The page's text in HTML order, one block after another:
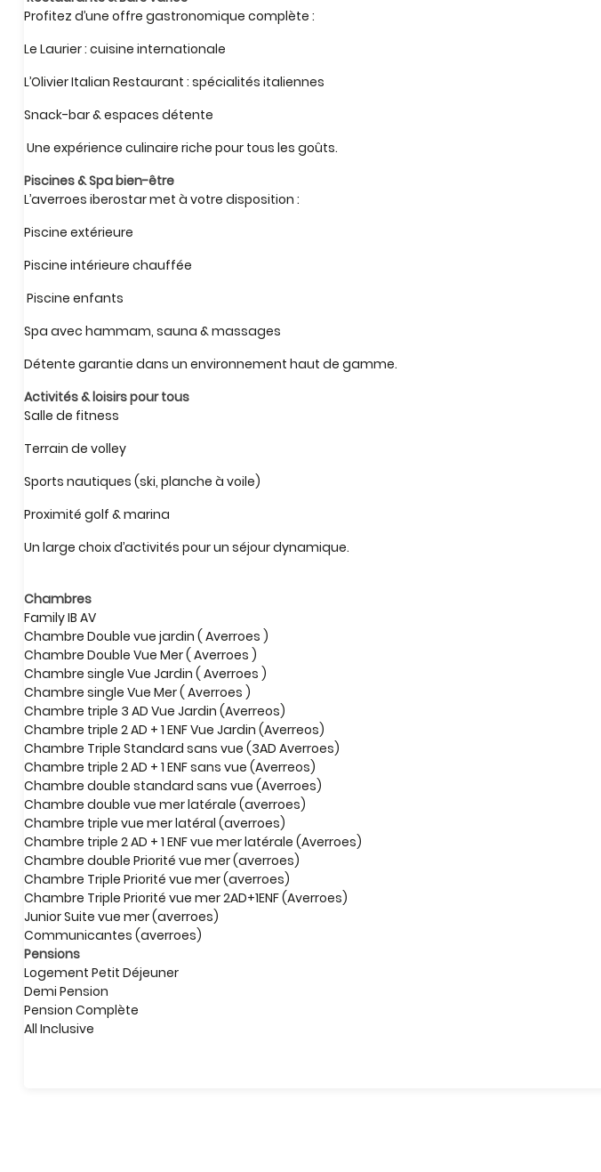
Profitez d’une offre gastronomique complète :
Le Laurier : cuisine internationale
L’Olivier Italian Restaurant : spécialités italiennes
Snack-bar & espaces détente
Une expérience culinaire riche pour tous les goûts.
Piscines & Spa bien-être
L’averroes iberostar met à votre disposition :
Piscine extérieure
Piscine intérieure chauffée
Piscine enfants
Spa avec hammam, sauna & massages
Détente garantie dans un environnement haut de gamme.
Activités & loisirs pour tous
Salle de fitness
Terrain de volley
Sports nautiques (ski, planche à voile)
Proximité golf & marina
Un large choix d’activités pour un séjour dynamique.
Chambres
Family IB AV
Chambre Double vue jardin ( Averroes )
Chambre Double Vue Mer ( Averroes )
Chambre single Vue Jardin ( Averroes )
Chambre single Vue Mer ( Averroes )
Chambre triple 3 AD Vue Jardin (Averreos)
Chambre triple 2 AD + 1 ENF Vue Jardin (Averreos)
Chambre Triple Standard sans vue (3AD Averroes)
Chambre triple 2 AD + 1 ENF sans vue (Averreos)
Chambre double standard sans vue (Averroes)
Chambre double vue mer latérale (averroes)
Chambre triple vue mer latéral (averroes)
Chambre triple 2 AD + 1 ENF vue mer latérale (Averroes)
Chambre double Priorité vue mer (averroes)
Chambre Triple Priorité vue mer (averroes)
Chambre Triple Priorité vue mer 2AD+1ENF (Averroes)
Junior Suite vue mer (averroes)
Communicantes (averroes)
Pensions
Logement Petit Déjeuner
Demi Pension
Pension Complète
All Inclusive